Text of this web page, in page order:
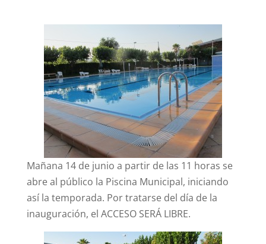
Mañana 14 de junio a partir de las 11 horas se
abre al público la Piscina Municipal, iniciando
así la temporada. Por tratarse del día de la
inauguración, el ACCESO SERÁ LIBRE.